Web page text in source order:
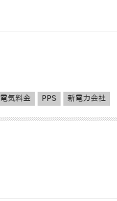
電気料金 PPS 新電力会社